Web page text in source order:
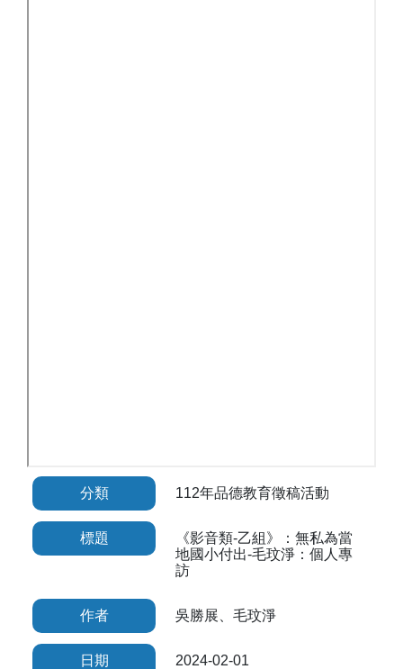
分類 112年品德教育徵稿活動
標題
《影音類-乙組》：無私為當
地國小付出-毛玟淨：個人專
訪
作者 吳勝展、毛玟淨
日期 2024-02-01